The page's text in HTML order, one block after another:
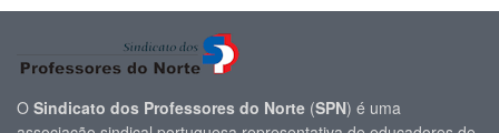
O Sindicato dos Professores do Norte (SPN) é uma